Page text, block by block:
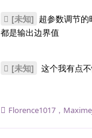
[未知] 超参数调节
都是输出边界值
[未知] 这个我有点
Florence1017 ，